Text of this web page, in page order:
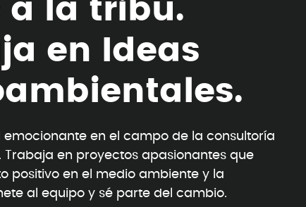
a a tribu.
ja en deas
ambienta es.
emocionante en el campo de la consultoría
en proyectos apasionantes que
positivo en el medio ambiente y la
al equipo y sé parte del cambio.